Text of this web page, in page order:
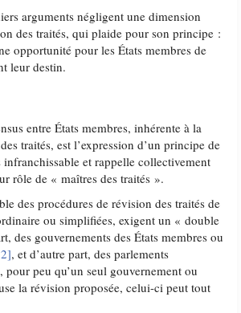
arguments négligent une dimension
des traités, qui plaide pour son principe :
opportunité pour les États membres de
leur destin.
entre États membres, inhérente à la
traités, est l’expression d’un principe de
infranchissable et rappelle collectivement
rôle de « maîtres des traités ».
des procédures de révision des traités de
ou simplifiées, exigent un « double
des gouvernements des États membres ou
, et d’autre part, des parlements
pour peu qu’un seul gouvernement ou
la révision proposée, celui-ci peut tout